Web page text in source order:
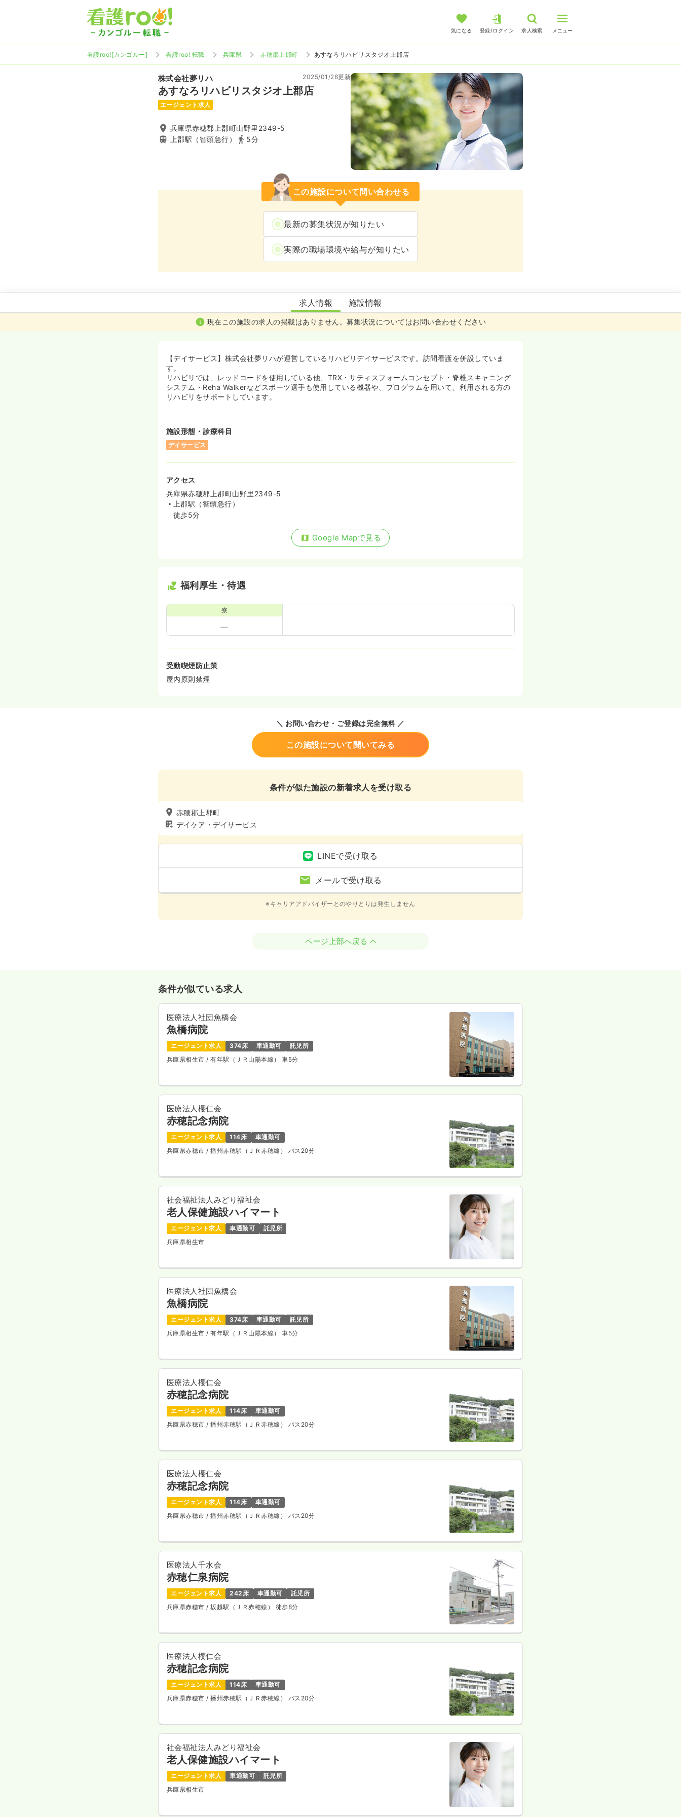
気になる 登録/ログイン 求人検索 メニュー
看護roo![カンゴルー] 看護roo! 転職 兵庫県 赤穂郡上郡町 あすなろリハビリスタジオ上郡店
株式会社夢リハ
あすなろリハビリスタジオ上郡店
2025/01/28更新
エージェント求人
兵庫県赤穂郡上郡町山野里2349-5
上郡駅（智頭急行）
5分
この施設について問い合わせる
最新の募集状況が知りたい
実際の職場環境や給与が知りたい
あすなろリハビリスタジオ上郡店
求人情報 施設情報
現在この施設の求人の掲載はありません 。 募集状況についてはお問い合わせください
【デイサービス】株式会社夢リハが運営しているリハビリデイサービスです。訪問看護を併設していま
す。
リハビリでは、レッドコードを使用している他、TRX・サティスフォームコンセプト・脊椎スキャニング
システム・Reha Walkerなどスポーツ選手も使用している機器や、プログラムを用いて、利用される方の
リハビリをサポートしています。
施設形態・診療科目
デイサービス
アクセス
兵庫県赤穂郡上郡町山野里2349-5
上郡駅（智頭急行）
徒歩5分
Google Mapで見る
福利厚生・待遇
寮
受動喫煙防止策
屋内原則禁煙
＼ お問い合わせ・ご登録は完全無料 ／
この施設について聞いてみる
条件が似た施設の新着求人を受け取る
赤穂郡上郡町
デイケア・デイサービス
LINEで受け取る
メールで受け取る
※キャリアアドバイザーとのやりとりは発生しません
ページ上部へ戻る
条件が似ている求人
医療法人社団魚橋会
魚橋病院
エージェント求人 374床 車通勤可
託児所
兵庫県相生市 / 有年駅（ＪＲ山陽本線） 車5分
医療法人櫻仁会
赤穂記念病院
エージェント求人 114床
車通勤可
兵庫県赤穂市 / 播州赤穂駅（ＪＲ赤穂線） バス20分
社会福祉法人みどり福祉会
老人保健施設ハイマート
エージェント求人 車通勤可
託児所
兵庫県相生市
医療法人社団魚橋会
魚橋病院
エージェント求人 374床 車通勤可
託児所
兵庫県相生市 / 有年駅（ＪＲ山陽本線） 車5分
医療法人櫻仁会
赤穂記念病院
エージェント求人 114床
車通勤可
兵庫県赤穂市 / 播州赤穂駅（ＪＲ赤穂線） バス20分
医療法人櫻仁会
赤穂記念病院
エージェント求人 114床
車通勤可
兵庫県赤穂市 / 播州赤穂駅（ＪＲ赤穂線） バス20分
医療法人千水会
赤穂仁泉病院
エージェント求人 242床 車通勤可
託児所
兵庫県赤穂市 / 坂越駅（ＪＲ赤穂線） 徒歩8分
医療法人櫻仁会
赤穂記念病院
エージェント求人 114床
車通勤可
兵庫県赤穂市 / 播州赤穂駅（ＪＲ赤穂線） バス20分
社会福祉法人みどり福祉会
老人保健施設ハイマート
エージェント求人 車通勤可
託児所
兵庫県相生市